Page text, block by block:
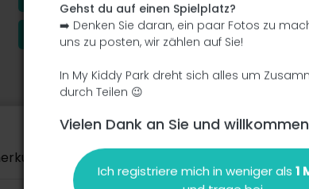
Ich füge eine Beschreibung hinzu Ich
Einen Kommentar hinzufügen
Gehst du auf einen Spielplatz?
➡️ Denken Sie daran, ein paar Fotos zu
uns zu posten, wir zählen auf Sie!
In My Kiddy Park dreht sich alles um
durch Teilen 😉
Vielen Dank an Sie und
Ich registriere mich in weniger als 1